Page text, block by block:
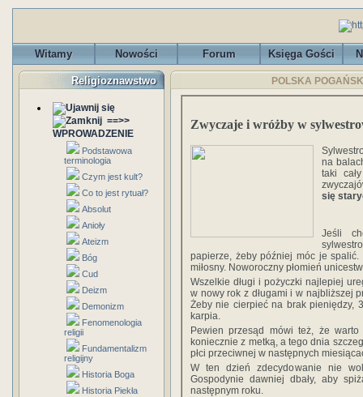
Witamy Nowości Forum Księga Gości
Religioznawstwo
==>>
WPROWADZENIE
Podstawowa
terminologia
Czym jest kult?
Co to jest rytuał?
Absolut
Anioły
Ateizm
Bóg
Cud
Deizm
Demonizm
Fenomenologia
religii
Fundamentalizm
religijny
Historia Boga
Historia Piekła
POLSKA
Zwyczaje i wróżby w
na
taki
się
Jeśli
papierze, żeby później móc je
miłosny. Noworoczny płomień
Wszelkie długi i pożyczki najlepiej
w nowy rok z długami i w najbliższej
Żeby nie cierpieć na brak pieniędzy,
karpia.
Pewien przesąd mówi też, że
koniecznie z metką, a tego dnia
płci przeciwnej w następnych
W ten dzień zdecydowanie nie
Gospodynie dawniej dbały, aby
następnym roku.